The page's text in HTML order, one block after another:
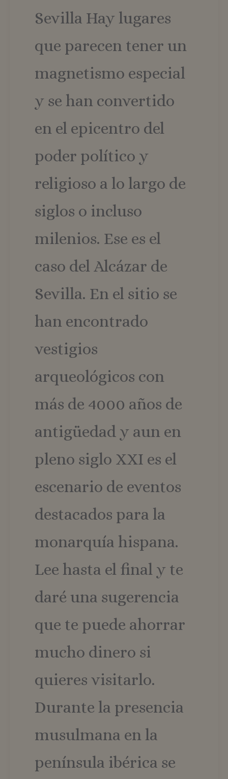
Sevilla Hay lugares
que parecen tener un
magnetismo especial
y se han convertido
en el epicentro del
poder político y
religioso a lo largo de
siglos o incluso
milenios. Ese es el
caso del Alcázar de
Sevilla. En el sitio se
han encontrado
vestigios
arqueológicos con
más de 4000 años de
antigüedad y aun en
pleno siglo XXI es el
escenario de eventos
destacados para la
monarquía hispana.
Lee hasta el final y te
daré una sugerencia
que te puede ahorrar
mucho dinero si
quieres visitarlo.
Durante la presencia
musulmana en la
península ibérica se